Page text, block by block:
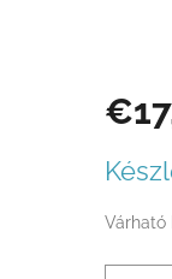
Várható